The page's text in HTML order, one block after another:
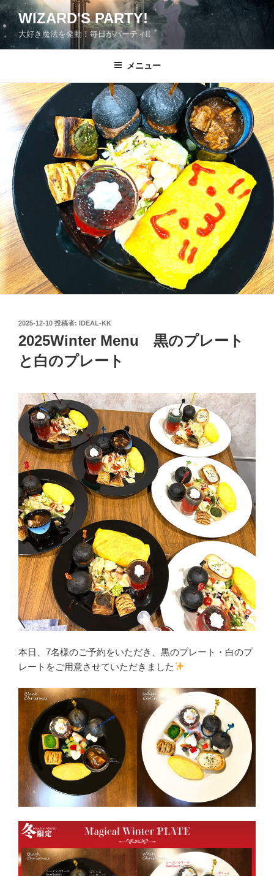
コ
ン
テ
ン
ス
WIZARD'S PARTY!
大好き魔法を発動！毎日がパーティ!!
メニュー
投
日:
2025-12-10 投稿者: IDEAL-KK
2025Winter Menu 黒のプレート
と白のプレート
本日、7名様のご予約をいただき、黒のプレート・白のプ
レートをご用意させていただきました